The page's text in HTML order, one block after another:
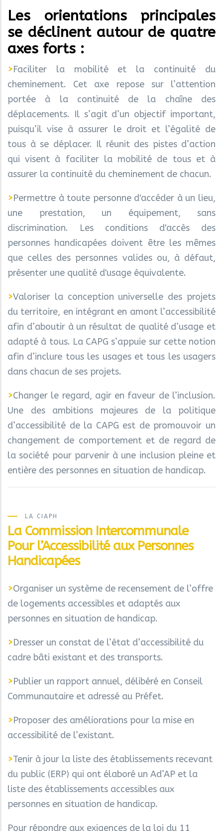
Les orientations principales
se déclinent autour de quatre
axes forts :
>Faciliter la mobilité et la continuité du
cheminement. Cet axe repose sur l’attention
portée à la continuité de la chaîne des
déplacements. Il s’agit d’un objectif important,
puisqu’il vise à assurer le droit et l’égalité de
tous à se déplacer. Il réunit des pistes d’action
qui visent à faciliter la mobilité de tous et à
assurer la continuité du cheminement de chacun.
>Permettre à toute personne d'accéder à un lieu,
une prestation, un équipement, sans
discrimination. Les conditions d'accès des
personnes handicapées doivent être les mêmes
que celles des personnes valides ou, à défaut,
présenter une qualité d'usage équivalente.
>Valoriser la conception universelle des projets
du territoire, en intégrant en amont l’accessibilité
afin d’aboutir à un résultat de qualité d’usage et
adapté à tous. La CAPG s’appuie sur cette notion
afin d’inclure tous les usages et tous les usagers
dans chacun de ses projets.
>Changer le regard, agir en faveur de l’inclusion.
Une des ambitions majeures de la politique
d’accessibilité de la CAPG est de promouvoir un
changement de comportement et de regard de
la société pour parvenir à une inclusion pleine et
entière des personnes en situation de handicap.
LA CIAPH
La Commission Intercommunale
Pour l’Accessibilité aux Personnes
Handicapées
>Organiser un système de recensement de l’offre
de logements accessibles et adaptés aux
personnes en situation de handicap.
>Dresser un constat de l’état d’accessibilité du
cadre bâti existant et des transports.
>Publier un rapport annuel, délibéré en Conseil
Communautaire et adressé au Préfet.
>Proposer des améliorations pour la mise en
accessibilité de l’existant.
>Tenir à jour la liste des établissements recevant
du public (ERP) qui ont élaboré un Ad’AP et la
liste des établissements accessibles aux
personnes en situation de handicap.
Pour répondre aux exigences de la loi du 11